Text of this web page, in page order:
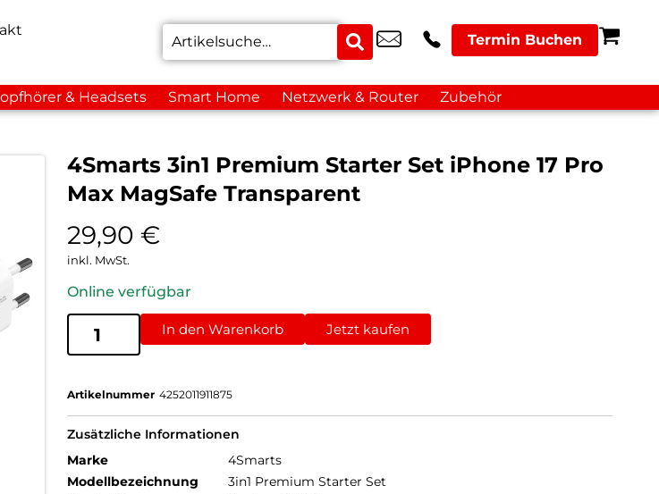
Termin Buchen
& Headsets Smart Home Netzwerk & Router Zubehör
4Smarts 3in1 Premium Starter Set iPhone 17 Pro
Max MagSafe Transparent
29,90 €
inkl. MwSt.
Online verfügbar
In den Warenkorb Jetzt kaufen
Artikelnummer 4252011911875
Zusätzliche Informationen
Marke
4Smarts
Modellbezeichnung
3in1 Premium Starter Set